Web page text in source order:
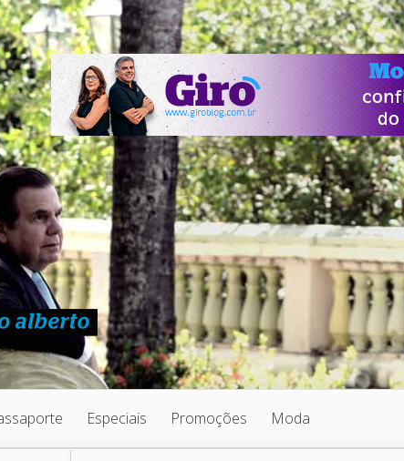
Especiais Promoções Moda